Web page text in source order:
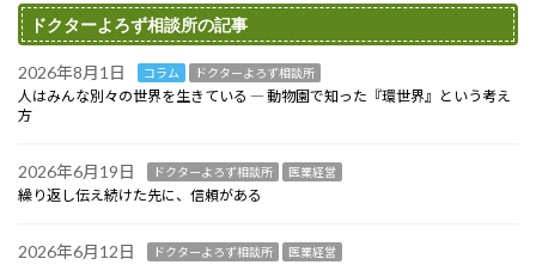
ドクターよろず相談所の記事
2026年8月1日 コラム ドクターよろず相談所
人はみんな別々の世界を生きている ― 動物園で知った『環世界』という考え
方
2026年6月19日 ドクターよろず相談所 医業経営
繰り返し伝え続けた先に、信頼がある
2026年6月12日 ドクターよろず相談所 医業経営